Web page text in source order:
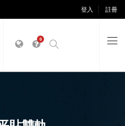
登入 註冊
0